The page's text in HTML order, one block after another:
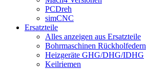
PCDreh
simCNC
Ersatzteile
Alles anzeigen aus Ersatzteile
Bohrmaschinen Rückholfedern
Heizgeräte GHG/DHG/IDHG
Keilriemen